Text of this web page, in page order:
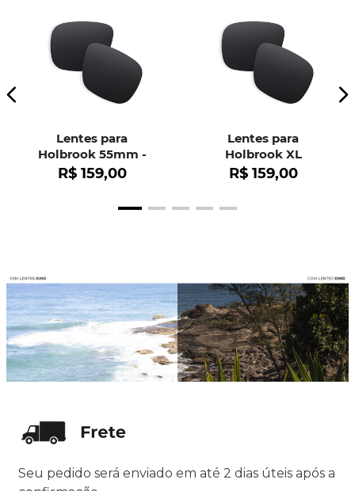
Lentes para
Holbrook 55mm -
OO9102
R$ 159,00
Lentes para
Holbrook XL
R$ 159,00
Seu pedido será enviado em até 2 dias úteis após a